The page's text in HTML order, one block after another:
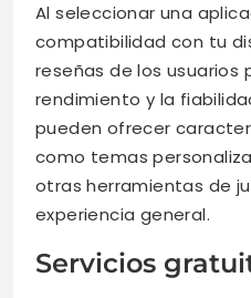
Al seleccionar una
compatibilidad con tu
reseñas de los usuarios
rendimiento y la
pueden ofrecer
como temas
otras herramientas de
experiencia general.
Servicios